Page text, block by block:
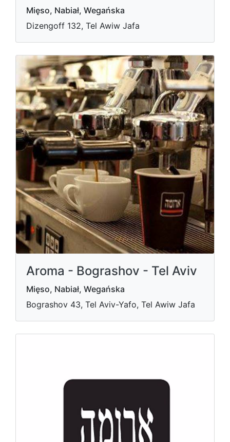
Mięso, Nabiał, Wegańska
Dizengoff 132, Tel Awiw Jafa
Aroma - Bograshov - Tel Aviv
Mięso, Nabiał, Wegańska
Bograshov 43, Tel Aviv-Yafo, Tel Awiw Jafa